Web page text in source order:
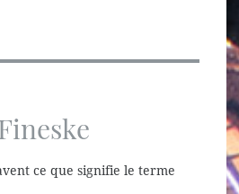
ce que signifie le terme